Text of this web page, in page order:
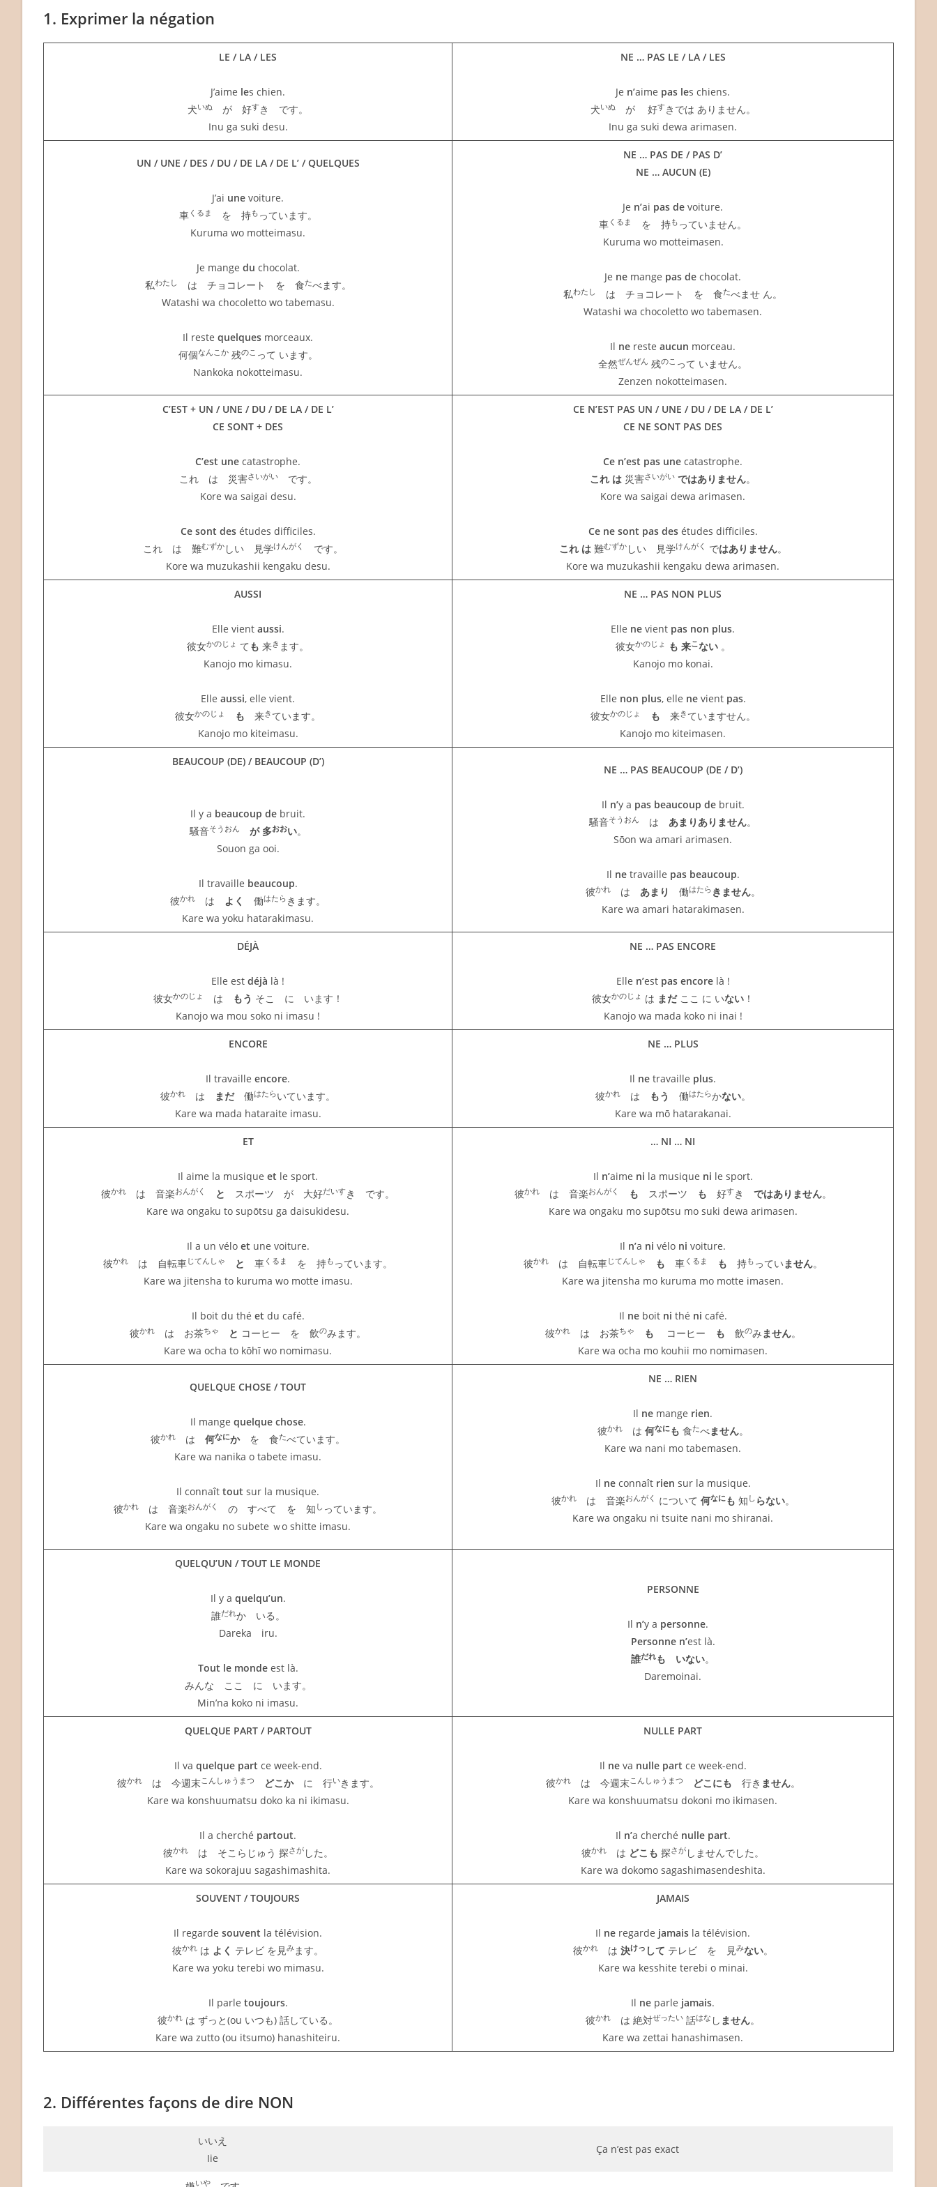
1. Exprimer la négation
LE / LA / LES
J’aime les chien.
犬いぬ が 好すき です。
Inu ga suki desu.
NE … PAS LE / LA / LES
Je n’aime pas les chiens.
犬いぬが 好すきでは ありません。
Inu ga suki dewa arimasen.
UN / UNE / DES / DU / DE LA / DE L’ / QUELQUES
J’ai une voiture.
車 くるま を 持も っています。
Kuruma wo motteimasu.
Je mange du chocolat.
私わたし は チョコレート を 食たべます。
Watashi wa chocoletto wo tabemasu.
Il reste quelques morceaux.
何個なんこか残のこ って います。
Nankoka nokotteimasu.
NE … PAS DE / PAS D’
NE … AUCUN (E)
Je n’ai pas de voiture.
車 くるま を 持も っていません。
Kuruma wo motteimasen.
Je ne mange pas de chocolat.
私わたし は チョコレート を 食たべませ ん。
Watashi wa chocoletto wo tabemasen.
Il ne reste aucun morceau.
全然ぜんぜん 残のこ って いません。
Zenzen nokotteimasen.
C’EST + UN / UNE / DU / DE LA / DE L’
CE SONT + DES
C’est une catastrophe.
これ は 災害さいがいです。
Kore wa saigai desu.
Ce sont desétudes difficiles.
これ は 難むずか しい 見学けんがく
です。
Kore wa muzukashii kengaku desu.
CE N’EST PAS UN / UNE / DU / DE LA / DE L’
CE NE SONT PAS DES
Ce n’est pas une catastrophe.
これ は 災害さいがい ではありません。
Kore wa saigai dewa arimasen.
Ce ne sont pas desétudes difficiles.
これ は難むずかしい 見学けんがく ではありません。
Kore wa muzukashii kengaku dewa arimasen.
AUSSI
Elle vient aussi.
彼女かのじょ て も 来き ます。
Kanojo mo kimasu.
Elle aussi, elle vient.
彼女かのじょ も 来き ています。
Kanojo mo kiteimasu.
NE … PAS NON PLUS
Elle ne vient pas non plus.
彼女かのじょ も 来こない 。
Kanojo mo konai.
Elle non plus, elle ne vient pas.
彼女かのじょ も 来き ていますせん。
Kanojo mo kiteimasen.
BEAUCOUP (DE) / BEAUCOUP (D’)
Il y a beaucoup de bruit.
騒音そうおん が 多おおい。
Souon ga ooi.
Il travaille beaucoup.
彼かれ は よく 働はたら きます。
Kare wa yoku hatarakimasu.
NE … PAS BEAUCOUP (DE / D’)
Il n’y a pas beaucoup debruit.
騒音そうおん は あまりありません。
Sōon wa amari arimasen.
Il netravaille pas beaucoup.
彼かれは あまり 働はたら きません。
Kare wa amari hatarakimasen.
DÉJÀ
Elle est déjà là !
彼女かのじょ は もう そこ に います！
Kanojo wa mou soko ni imasu !
NE … PAS ENCORE
Elle n’est pas encorelà !
彼女かのじょ は まだここ に いない ！
Kanojo wa mada koko ni inai !
ENCORE
Il travaille encore.
彼かれ は まだ働はたらいています。
Kare wa mada hataraite imasu.
NE … PLUS
Il ne travaille plus.
彼かれは もう 働はたらかない。
Kare wa mō hatarakanai.
ET
Il aime la musique et le sport.
彼かれ は 音楽おんがく と スポーツ が 大好だいすき です。
Kare wa ongaku to supōtsu ga daisukidesu.
Il a un vélo et une voiture.
彼かれ は 自転車じてんしゃ と 車 くるま を 持も っています。
Kare wa jitensha to kuruma wo motte imasu.
Il boit du thé et du café.
彼かれ は お茶ちゃ と コーヒー を 飲のみます。
Kare wa ocha to kōhī wo nomimasu.
… NI … NI
Il n’aime ni la musique ni le sport.
彼かれは 音楽おんがく も スポーツ も 好すき ではありません。
Kare wa ongaku mo supōtsu mo suki dewa arimasen.
Il n’a ni vélo ni voiture.
彼かれは 自転車じてんしゃ も 車 くるま も 持も っていません。
Kare wa jitensha mo kuruma mo motte imasen.
Il neboit ni thé ni café.
彼かれは お茶ちゃ も コーヒー も 飲のみません。
Kare wa ocha mo kouhii mo nomimasen.
QUELQUE CHOSE / TOUT
Il mange quelque chose.
彼かれ は 何なにかを 食たべています。
Kare wa nanika o tabete imasu.
Il connaît tout sur la musique.
彼かれ は 音楽おんがく の すべて を 知 し っています。
Kare wa ongaku no subete ｗo shitte imasu.
NE … RIEN
Il ne mange rien.
彼かれは 何なにも 食たべません。
Kare wa nani mo tabemasen.
Il neconnaît rien sur la musique.
彼かれは 音楽おんがく について 何なにも 知 し らない。
Kare wa ongaku ni tsuite nani mo shiranai.
QUELQU’UN / TOUT LE MONDE
Il y a quelqu’un.
誰だれか いる。
Dareka iru.
Tout le mondeest là.
みんな ここ に います。
Min’na koko ni imasu.
PERSONNE
Il n’y a personne.
Personne n’est là.
誰だれも いない。
Daremoinai.
QUELQUE PART / PARTOUT
Il va quelque part ce week-end.
彼かれは 今週末こんしゅうまつ どこかに 行いきます。
Kare wa konshuumatsu doko ka ni ikimasu.
Il a cherché partout.
彼かれは そこらじゅう 探さがした。
Kare wa sokorajuu sagashimashita.
NULLE PART
Il neva nulle part ce week-end.
彼かれは 今週末こんしゅうまつ どこにも 行き ません。
Kare wa konshuumatsu dokoni mo ikimasen.
Il n’a cherché nulle part.
彼かれ は どこも 探さが しませんでした。
Kare wa dokomo sagashimasendeshita.
SOUVENT / TOUJOURS
Il regarde souvent la télévision.
彼かれ は よく テレビ を見みます。
Kare wa yoku terebi wo mimasu.
Il parle toujours.
彼かれ は ずっと(ou いつも) 話している。
Kare wa zutto (ou itsumo) hanashiteiru.
JAMAIS
Il ne regarde jamais la télévision.
彼かれは 決けっ して テレビ を 見みない。
Kare wa kesshite terebi o minai.
Il ne parle jamais.
彼かれ は 絶対ぜったい 話はな し ません。
Kare wa zettai hanashimasen.
2. Différentes façons de dire NON
いいえ
Iie
Ça n’est pas exact
いや